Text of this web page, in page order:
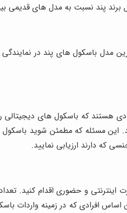
برند پند نسبت به مدل های قدیمی
مدل باسکول های پند در نمایندگی
هستند که باسکول های دیجیتالی
این مسئله که مطمئن شوید
که دارند ارزیابی نمایید.
و حضوری اقدام کنید.
اساس افرادی که در زمینه واردات